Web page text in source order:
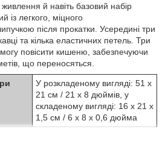
й навіть базовий набір
із легкого, міцного
після прокатки. Усередині три
та кілька еластичних петель. Три
повісити кишеню, забезпечуючи
що переносяться.
У розкладеному вигляді: 51 х
21 см / 21 х 8 дюймів, у
складеному вигляді: 16 х 21 х
1,5 см / 6 х 8 х 0,6 дюйма